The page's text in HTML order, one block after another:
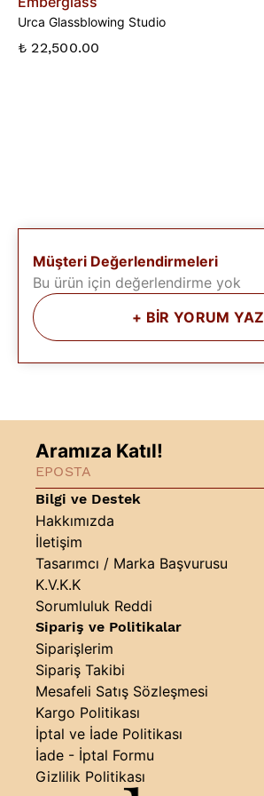
Urca Glassblowing Studio
₺ 22,500.00
Müşteri Değerlendirmeleri
Bu ürün için değerlendirme yok
+ BİR YORUM YAZ
Bilgi ve Destek
Hakkımızda
İletişim
Tasarımcı / Marka Başvurusu
K.V.K.K
Sorumluluk Reddi
Sipariş ve Politikalar
Siparişlerim
Sipariş Takibi
Mesafeli Satış Sözleşmesi
Kargo Politikası
İptal ve İade Politikası
İade - İptal Formu
Gizlilik Politikası
Aramıza Katıl!